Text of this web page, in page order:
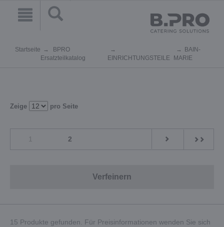
Startseite
BPRO
Ersatzteilkatalog
EINRICHTUNGSTEILE
BAIN-
MARIE
Zeige pro Seite
2
Verfeinern
15 Produkte gefunden. Für Preisinformationen wenden Sie sich